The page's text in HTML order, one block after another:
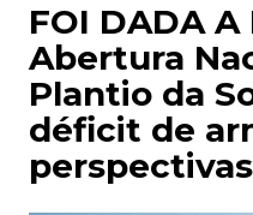
FOI DADA A
Abertura
Plantio da
déficit de